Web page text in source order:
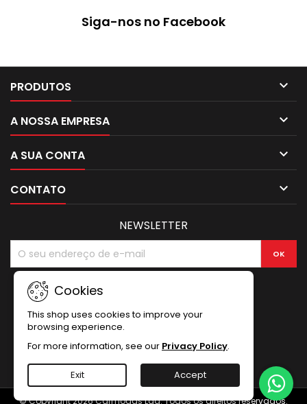
construção civil.
Siga-nos no Facebook
PRODUTOS 
A NOSSA EMPRESA 
A SUA CONTA 
CONTATO 
Cookies
This shop uses cookies to improve your
browsing experience.
For more information, see our Privacy Policy.
Exit Accept
NEWSLETTER
© Copyright 2026 Carmogás Lda. Todos os direitos reservados.